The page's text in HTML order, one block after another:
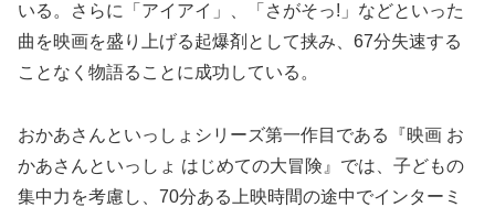
いる。さらに「アイアイ」、「さがそっ!」などといった
曲を映画を盛り上げる起爆剤として挟み、67分失速する
ことなく物語ることに成功している。
おかあさんといっしょシリーズ第一作目である『映画 お
かあさんといっしょ はじめての大冒険』では、子どもの
集中力を考慮し、70分ある上映時間の途中でインターミ